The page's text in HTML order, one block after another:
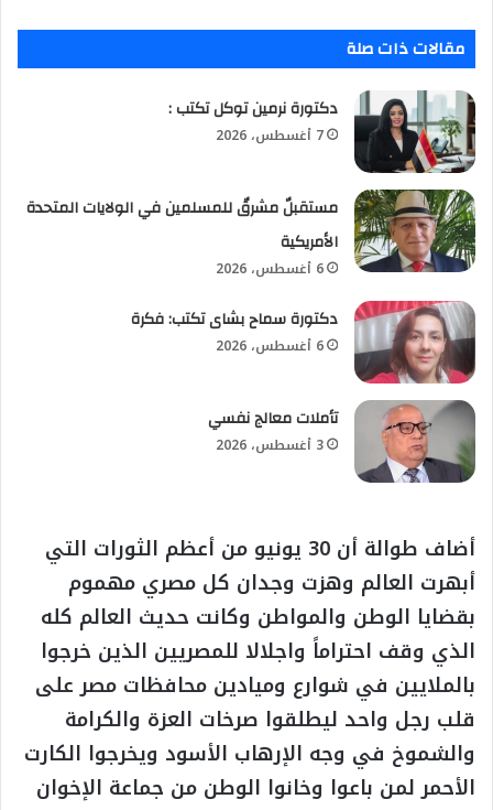
مقالات ذات صلة
​دكتورة نرمين توكل تكتب :
7 أغسطس، 2026
مستقبلٌ مشرقٌ للمسلمين في الولايات المتحدة
الأمريكية
6 أغسطس، 2026
دكتورة سماح بشاى تكتب: فكرة
6 أغسطس، 2026
تأملات معالج نفسي
3 أغسطس، 2026
أضاف طوالة أن 30 يونيو من أعظم الثورات التي
أبهرت العالم وهزت وجدان كل مصري مهموم
بقضايا الوطن والمواطن وكانت حديث العالم كله
الذي وقف احتراماً واجلالا للمصريين الذين خرجوا
بالملايين في شوارع وميادين محافظات مصر على
قلب رجل واحد ليطلقوا صرخات العزة والكرامة
والشموخ في وجه الإرهاب الأسود ويخرجوا الكارت
الأحمر لمن باعوا وخانوا الوطن من جماعة الإخوان